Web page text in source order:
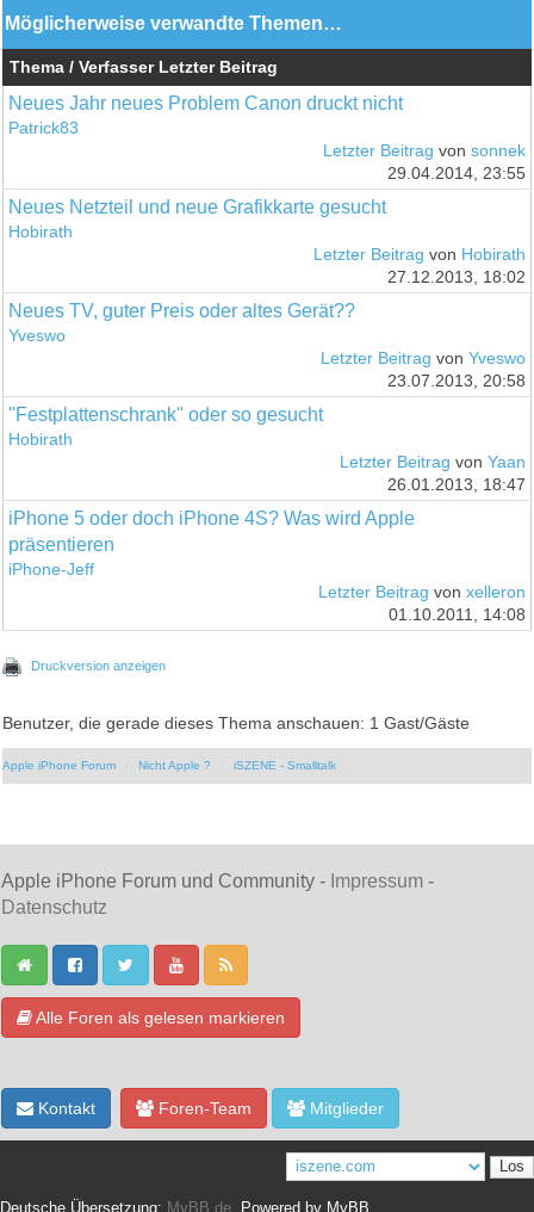
Möglicherweise verwandte Themen…
Thema / Verfasser Letzter Beitrag
Neues Jahr neues Problem Canon druckt nicht
Patrick83
Letzter Beitrag von sonnek
29.04.2014, 23:55
Neues Netzteil und neue Grafikkarte gesucht
Hobirath
Letzter Beitrag von Hobirath
27.12.2013, 18:02
Neues TV, guter Preis oder altes Gerät??
Yveswo
Letzter Beitrag von Yveswo
23.07.2013, 20:58
"Festplattenschrank" oder so gesucht
Hobirath
Letzter Beitrag von Yaan
26.01.2013, 18:47
iPhone 5 oder doch iPhone 4S? Was wird Apple
präsentieren
iPhone-Jeff
Letzter Beitrag von xelleron
01.10.2011, 14:08
Druckversion anzeigen
Benutzer, die gerade dieses Thema anschauen: 1 Gast/Gäste
Apple iPhone Forum Nicht Apple ? iSZENE - Smalltalk
Apple iPhone Forum und Community - Impressum -
Datenschutz
Alle Foren als gelesen markieren
Kontakt Foren-Team Mitglieder
Deutsche Übersetzung: MyBB.de , Powered by MyBB